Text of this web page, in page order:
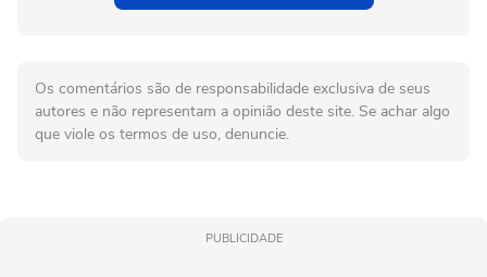
Os comentários são de responsabilidade exclusiva de seus
autores e não representam a opinião deste site. Se achar algo
que viole os termos de uso, denuncie.
PUBLICIDADE